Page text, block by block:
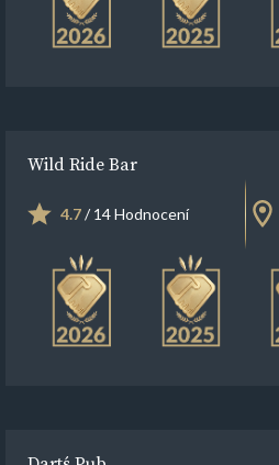
Wild Ride Bar
4.7/ 14 Hodnocení